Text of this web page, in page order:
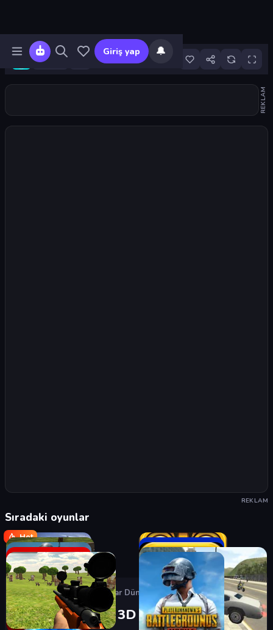
Giriş yap 🔔
105
REKLAM
REKLAM
Sıradaki oyunlar
Hot
Oyunlar›3D Oyunlar Bloklar Dünyası 3D
Bloklar Dünyası 3D